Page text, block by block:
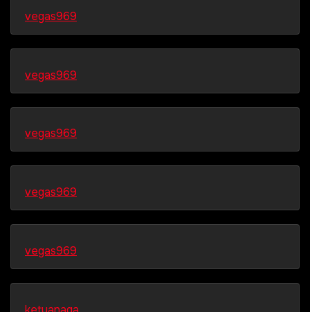
vegas969
vegas969
vegas969
vegas969
vegas969